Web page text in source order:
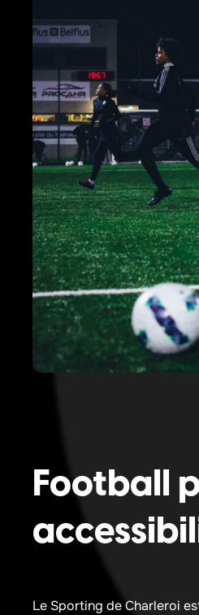
Football
Le Sporting de Charleroi